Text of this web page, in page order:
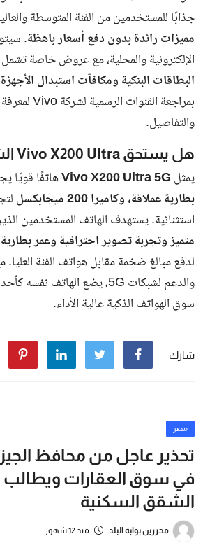
جميع الحقوق محفوظة لـ بوابة البلد
سياسة الخصوصية اتصل بنا من نحن